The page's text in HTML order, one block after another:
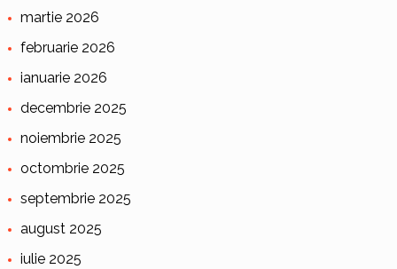
martie 2026
februarie 2026
ianuarie 2026
decembrie 2025
noiembrie 2025
octombrie 2025
septembrie 2025
august 2025
iulie 2025